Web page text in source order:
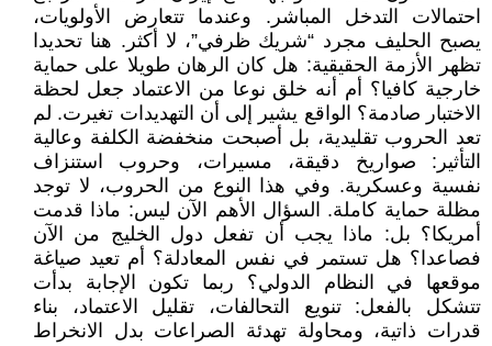
احتمالات التدخل المباشر. وعندما تتعارض الأولويات،
يصبح الحليف مجرد “شريك ظرفي”، لا أكثر. هنا تحديدا
تظهر الأزمة الحقيقية: هل كان الرهان طويلا على حماية
خارجية كافيا؟ أم أنه خلق نوعا من الاعتماد جعل لحظة
الاختبار صادمة؟ الواقع يشير إلى أن التهديدات تغيرت. لم
تعد الحروب تقليدية، بل أصبحت منخفضة الكلفة وعالية
التأثير: صواريخ دقيقة، مسيرات، وحروب استنزاف
نفسية وعسكرية. وفي هذا النوع من الحروب، لا توجد
مظلة حماية كاملة. السؤال الأهم الآن ليس: ماذا قدمت
أمريكا؟ بل: ماذا يجب أن تفعل دول الخليج من الآن
فصاعدا؟ هل تستمر في نفس المعادلة؟ أم تعيد صياغة
موقعها في النظام الدولي؟ ربما تكون الإجابة بدأت
تتشكل بالفعل: تنويع التحالفات، تقليل الاعتماد، بناء
قدرات ذاتية، ومحاولة تهدئة الصراعات بدل الانخراط